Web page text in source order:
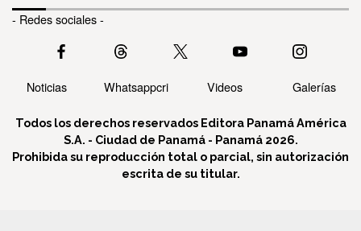
- Redes sociales -
Noticias Whatsappcri Videos Galerías
Todos los derechos reservados Editora Panamá América
S.A. - Ciudad de Panamá - Panamá 2026.
Prohibida su reproducción total o parcial, sin autorización
escrita de su titular.